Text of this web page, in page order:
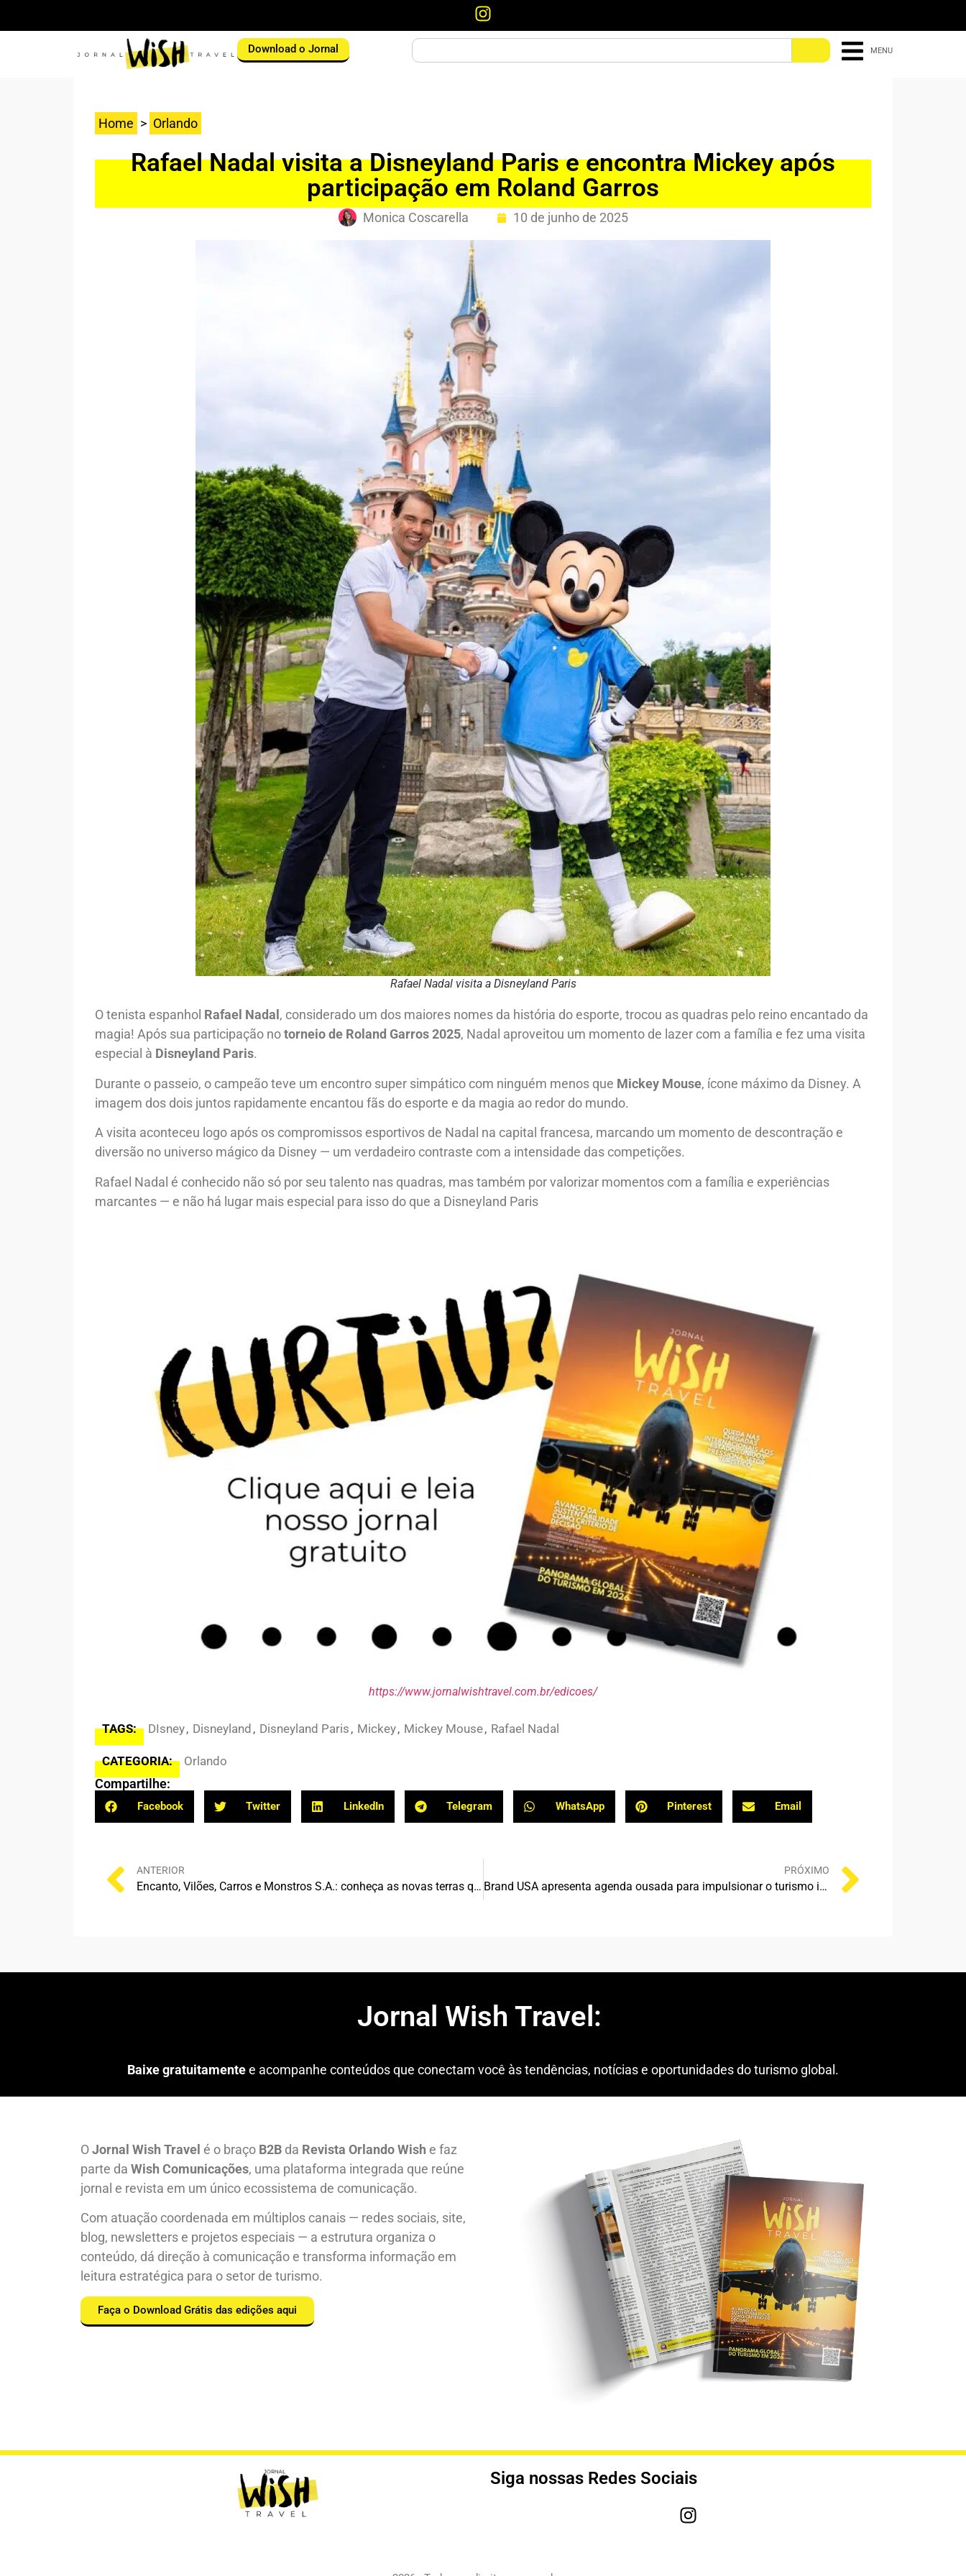
Download o Jornal MENU
Home > Orlando
Rafael Nadal visita a Disneyland Paris e encontra Mickey após
participação em Roland Garros
Monica Coscarella 10 de junho de 2025
Rafael Nadal visita a Disneyland Paris
O tenista espanhol Rafael Nadal , considerado um dos maiores nomes da história do esporte, trocou as quadras pelo reino encantado da
magia! Após sua participação notorneio de Roland Garros 2025, Nadal aproveitou um momento de lazer com a família e fez uma visita
especial à Disneyland Paris.
Durante o passeio, o campeão teve um encontro super simpático com ninguém menos que Mickey Mouse, ícone máximo da Disney. A
imagem dos dois juntos rapidamente encantou fãs do esporte e da magia ao redor do mundo.
A visita aconteceu logo após os compromissos esportivos de Nadal na capital francesa, marcando um momento de descontração e
diversão no universo mágico da Disney — um verdadeiro contraste com a intensidade das competições.
Rafael Nadal é conhecido não só por seu talento nas quadras, mas também por valorizar momentos com a família e experiências
marcantes — e não há lugar mais especial para isso do que a Disneyland Paris
https://www.jornalwishtravel.com.br/edicoes/
TAGS: DIsney, Disneyland , Disneyland Paris , Mickey, Mickey Mouse, Rafael Nadal
CATEGORIA: Orlando
Compartilhe:
Facebook Twitter LinkedIn Telegram WhatsApp Pinterest Email
ANTERIOR
Encanto, Vilões, Carros e Monstros S.A.: conheça as novas terras que vão transformar o Walt Disney World até 2028
PRÓXIMO
Brand USA apresenta agenda ousada para impulsionar o turismo internacional nos EUA
Jornal Wish Travel: C
Baixe gratuitamentee acompanhe conteúdos que conectam você às tendências, notícias e oportunidades do turismo global.
OJornal Wish Travel é o braço B2B da Revista Orlando Wish e faz
parte da Wish Comunicações, uma plataforma integrada que reúne
jornal e revista em um único ecossistema de comunicação.
Com atuação coordenada em múltiplos canais — redes sociais, site,
blog, newsletters e projetos especiais — a estrutura organiza o
conteúdo, dá direção à comunicação e transforma informação em
leitura estratégica para o setor de turismo.
Faça o Download Grátis das edições aqui
Siga nossas Redes Sociais